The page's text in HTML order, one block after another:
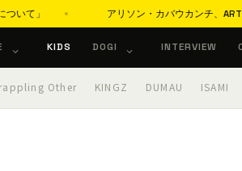
アリソン・カバウカンチ、ARTチャレン
KIDS DOGI INTERVIEW
Other KINGZ DUMAU ISAMI